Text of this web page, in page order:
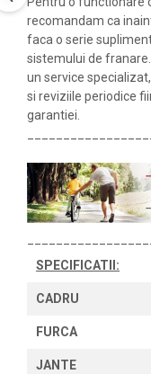
recomandam ca
faca o serie
sistemului de
un service
si reviziile periodice
garantiei.
SPECIFICATII:
CADRU
FURCA
JANTE